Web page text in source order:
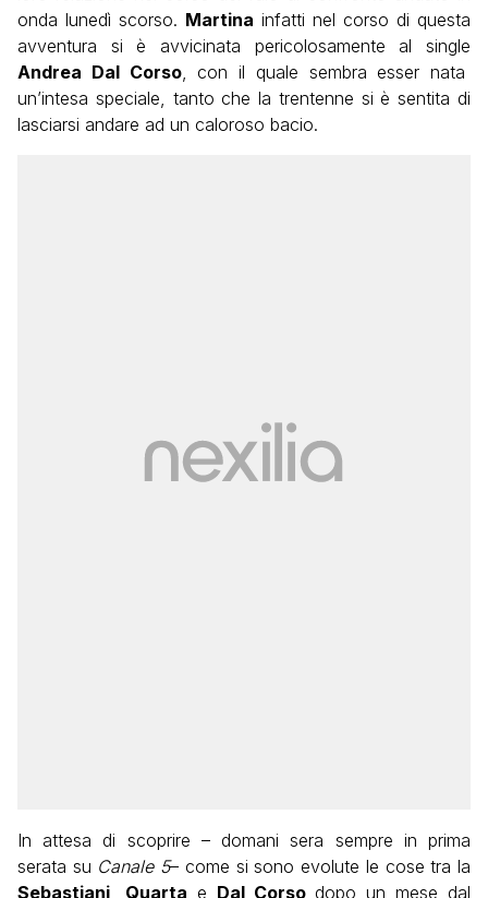
onda lunedì scorso. Martina infatti nel corso di questa
avventura si è avvicinata pericolosamente al single
Andrea Dal Corso, con il quale sembra esser nata
un’intesa speciale, tanto che la trentenne si è sentita di
lasciarsi andare ad un caloroso bacio.
In attesa di scoprire – domani sera sempre in prima
serata su Canale 5– come si sono evolute le cose tra la
Sebastiani
Quarta e Dal Corsodopo un mese dal